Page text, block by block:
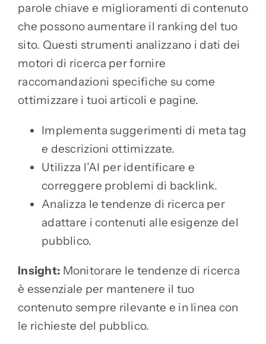
parole chiave e miglioramenti di contenuto
che possono aumentare il ranking del tuo
sito. Questi strumenti analizzano i dati dei
motori di ricerca per fornire
raccomandazioni specifiche su come
ottimizzare i tuoi articoli e pagine.
Implementa suggerimenti di meta tag
e descrizioni ottimizzate.
Utilizza l’AI per identificare e
correggere problemi di backlink.
Analizza le tendenze di ricerca per
adattare i contenuti alle esigenze del
pubblico.
Insight: Monitorare le tendenze di ricerca
è essenziale per mantenere il tuo
contenuto sempre rilevante e in linea con
le richieste del pubblico.